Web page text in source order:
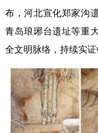
布，河北宣化郑家沟
青岛琅琊台遗址等重
全文明脉络，持续实证